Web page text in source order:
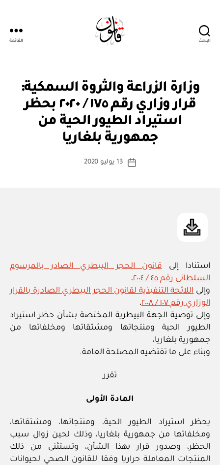
البحث القائمة
التصنيفات
وزارة الزراعة والثروة السمكية:
قرار وزاري رقم ١٧٥ / ٢٠٢٠ بحظر
استيراد الطيور الحية من
جمهورية بلغاريا
كاتب
ا
س
ة
تاريخ
13 يوليو 2020
استنادا إلى قانون الحجر البيطري الصادر بالمرسوم
السلطاني رقم ٤٥ / ٢٠٠٤
،
وإلى اللائحة التنفيذية لقانون الحجر البيطري الصادرة بالقرار
الوزاري رقم ١٠٧ / ٢٠٠٨
،
وإلى توصية الجهة البيطرية المختصة بشأن حظر استيراد
الطيور الحية ومنتجاتها ومشتقاتها ومخلفاتها من
جمهورية بلغاريا،
وبناء على ما تقتضيه المصلحة العامة.
تقرر
المادة الأولى
يحظر استيراد الطيور الحية، ومنتجاتها، ومشتقاتها،
ومخلفاتها من جمهورية بلغاريا، وذلك لحين زوال سبب
الحظر، وصدور قرار بهذا الشأن، وتستثنى من ذلك
المنتجات المعاملة حراريا وفقا للقانون الصحي لحيوانات